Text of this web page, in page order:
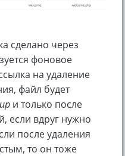
сделано через
фоновое
на удаление
файл будет
и только после
если вдруг нужно
после удаления
то он тоже